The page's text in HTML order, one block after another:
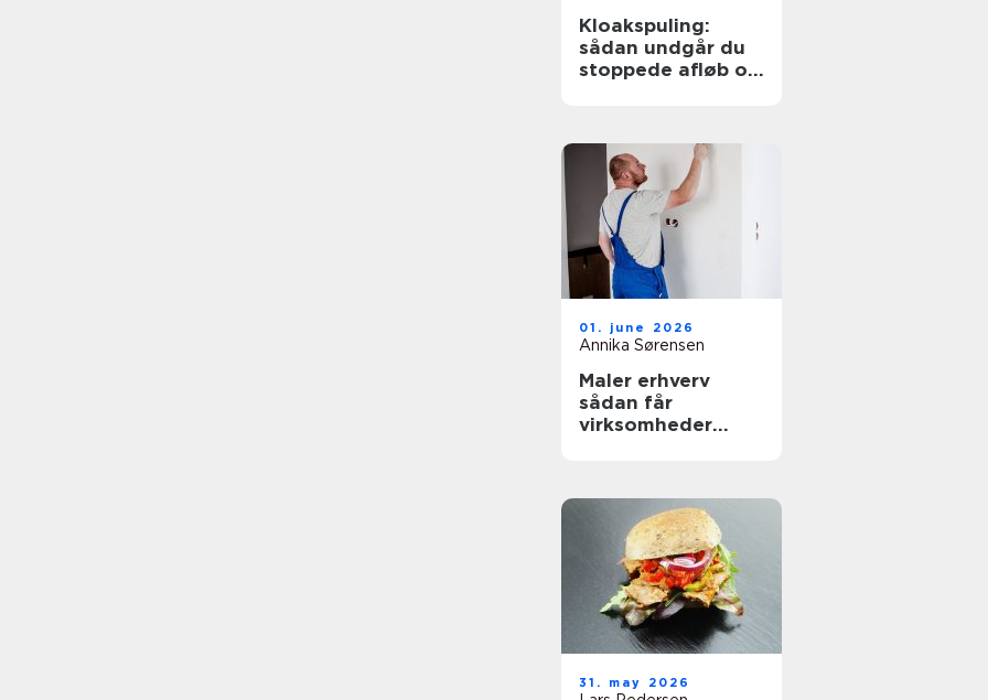
Kloakspuling:
sådan undgår du
stoppede afløb og
01. june 2026
Annika Sørensen
Maler erhverv
sådan får
virksomheder
31. may 2026